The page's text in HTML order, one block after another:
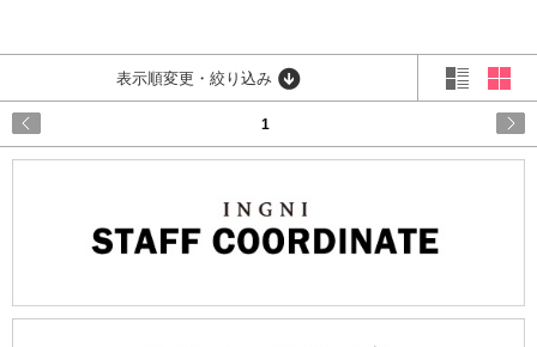
表示順変更・絞り込み
1